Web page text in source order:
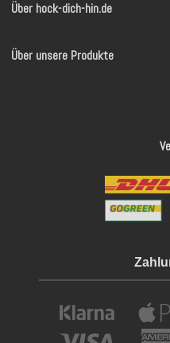
Über hock-dich-hin.de
Über unsere Produkte